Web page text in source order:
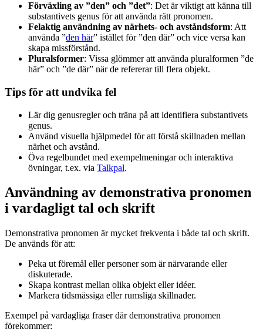
Förväxling av ”den” och ”det”: Det är viktigt att känna till
substantivets genus för att använda rätt pronomen.
Felaktig användning av närhets- och avståndsform: Att
använda ”den här” istället för ”den där” och vice versa kan
skapa missförstånd.
Pluralsformer: Vissa glömmer att använda pluralformen ”de
här” och ”de där” när de refererar till flera objekt.
Tips för att undvika fel
Lär dig genusregler och träna på att identifiera substantivets
genus.
Använd visuella hjälpmedel för att förstå skillnaden mellan
närhet och avstånd.
Öva regelbundet med exempelmeningar och interaktiva
övningar, t.ex. via Talkpal.
Användning av demonstrativa pronomen
i vardagligt tal och skrift
Demonstrativa pronomen är mycket frekventa i både tal och skrift.
De används för att:
Peka ut föremål eller personer som är närvarande eller
diskuterade.
Skapa kontrast mellan olika objekt eller idéer.
Markera tidsmässiga eller rumsliga skillnader.
Exempel på vardagliga fraser där demonstrativa pronomen
förekommer: